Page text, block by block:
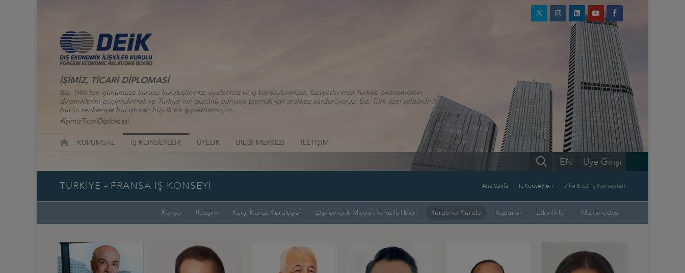
İŞİMİZ, TİCARİ DİPLOMASİ
Biz, 1985’ten günümüze kurucu kuruluşlarımız, üyelerimiz ve iş konseylerimizle, faaliyetlerimizi Türkiye ekonomisinin
dinamiklerini güçlendirmek ve Türkiye’nin gücünü dünyaya taşımak için aralıksız sürdürüyoruz. Biz, Türk özel sektörünü
bütün renkleriyle buluşturan büyük bir iş platformuyuz.
#İşimizTicariDiplomasi
KURUMSAL İŞ KONSEYLERİ ÜYELİK BİLGİ MERKEZİ İLETİŞİM
Üye Girişi
EN
TÜRKİYE - FRANSA İŞ KONSEYİ Ana Sayfa İş Konseyleri Ülke Bazlı İş Konseyleri
Künye İletişim Karşı Kanat Kuruluşlar Diplomatik Misyon Temsilcilikleri Yürütme Kurulu Raporlar Etkinlikler Multimedya